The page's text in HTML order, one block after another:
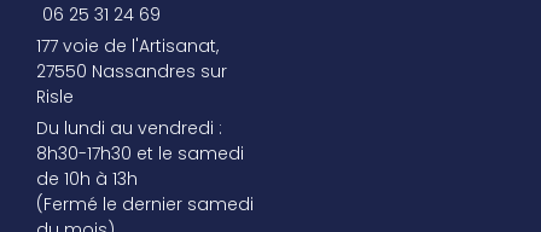
06 25 31 24 69
177 voie de l'Artisanat,
27550 Nassandres sur
Risle
Du lundi au vendredi :
8h30-17h30 et le samedi
de 10h à 13h
(Fermé le dernier samedi